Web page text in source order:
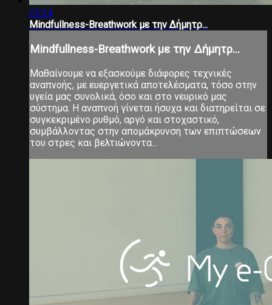
25:24
Mindfullness-Breathwork με την Δήμητρ...
Mindfullness-Breathwork με την Δήμητρ...
Μαθαίνουμε να εξασκούμε διάφορες τεχνικές
αναπνοής, με ευεργετικά αποτελέσματα, τόσο στην
υγεία μας συνολικά, όσο και στο νευρικό μας
σύστημα. Η αναπνοή γίνεται ήσυχα και διατηρείται σε
συγκεκριμένο ρυθμό, αργό και στοχαστικό,
συμβάλλοντας στην απομάκρυνση των επιπτώσεων
του στρες και βελτιώνοντα...